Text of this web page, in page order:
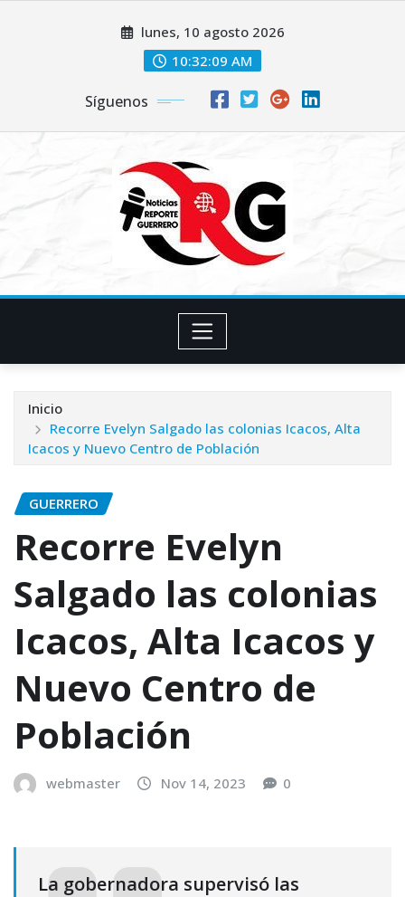
lunes, 10 agosto 2026
10:32:11 AM
Síguenos
Inicio
Recorre Evelyn Salgado las colonias Icacos, Alta
Icacos y Nuevo Centro de Población
GUERRERO
Recorre Evelyn
Salgado las colonias
Icacos, Alta Icacos y
Nuevo Centro de
Población
webmaster Nov 14, 2023 0
La gobernadora supervisó las